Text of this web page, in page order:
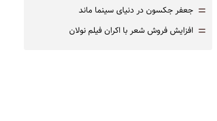
= جعفر جکسون در دنیای سینما ماند
= افزایش فروش شعر با اکران فیلم نولان